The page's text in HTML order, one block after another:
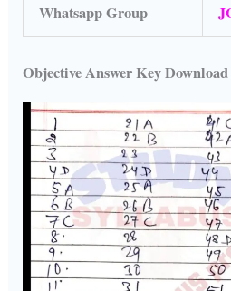
Whatsapp Group
Objective Answer Key Download